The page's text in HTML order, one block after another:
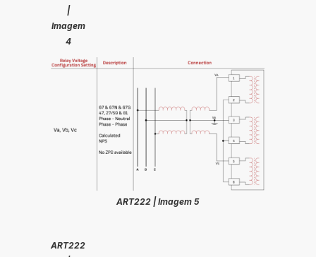
|
Imagem
4
ART222 | Imagem 5
ART222